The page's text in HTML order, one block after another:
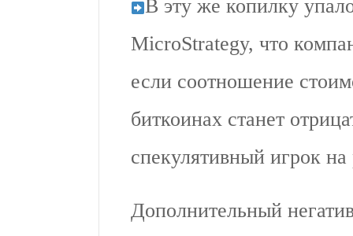
В эту же копилку
MicroStrategy, что
если соотношение
биткоинах станет
спекулятивный игрок
Дополнительный